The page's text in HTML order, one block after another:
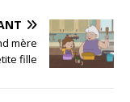
mère
fille